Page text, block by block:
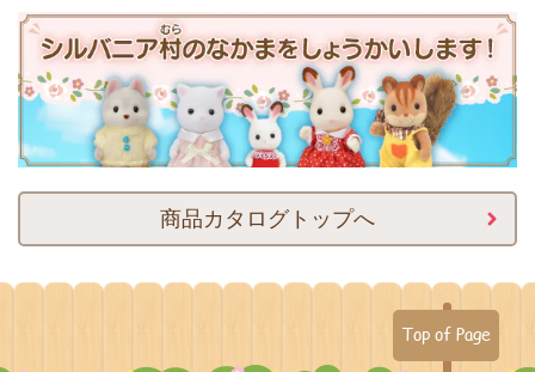
商品カタログトップへ
Top of Page